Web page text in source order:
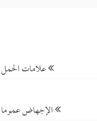
علامات الحمل
الإجهاض عموما